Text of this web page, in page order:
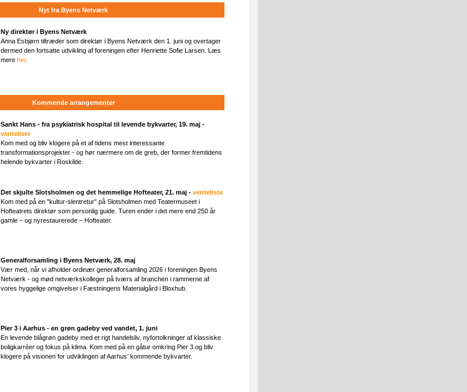
Nyt fra Byens Netværk
Ny direktør i Byens Netværk
Anna Esbjørn tiltræder som direktør i Byens Netværk den 1. juni og overtager
dermed den fortsatte udvikling af foreningen efter Henriette Sofie Larsen. Læs
mere her.
Kommende arrangementer
Sankt Hans - fra psykiatrisk hospital til levende bykvarter, 19. maj -
venteliste
Kom med og bliv klogere på et af tidens mest interessante
transformationsprojekter - og hør nærmere om de greb, der former fremtidens
helende bykvarter i Roskilde.
Det skjulte Slotsholmen og det hemmelige Hofteater​, 21. maj - venteliste
Kom med på en "kultur-slentretur" på Slotsholmen med Teatermuseet i
Hofteatrets direktør som personlig guide. Turen ender i det mere end 250 år
gamle – og nyrestaurerede – Hofteater.
Generalforsamling i Byens Netværk, 28. maj
Vær med, når vi afholder ordinær generalforsamling 2026 i foreningen Byens
Netværk - og mød netværkskolleger på tværs af branchen i rammerne af
vores hyggelige omgivelser i Fæstningens Materialgård i Bloxhub.
Pier 3 i Aarhus - en grøn gadeby ved vandet​, 1. juni
En levende blågrøn gadeby med et rigt handelsliv, nyfortolkninger af klassiske
boligkarréer og fokus på klima. Kom med på en gåtur omkring Pier 3 og bliv
klogere på visionen for udviklingen af Aarhus’ kommende bykvarter.